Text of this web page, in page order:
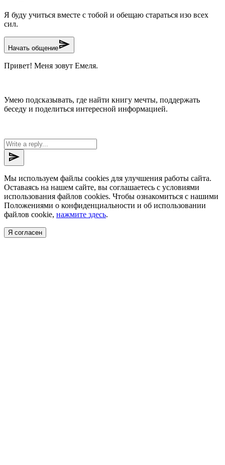
Я буду учиться вместе с тобой и обещаю стараться изо всех
сил.
Начать общениеsend
Привет! Меня зовут Емеля.
Умею подсказывать, где найти книгу мечты, поддержать
беседу и поделиться интересной информацией.
send
Мы используем файлы cookies для улучшения работы сайта.
Оставаясь на нашем сайте, вы соглашаетесь с условиями
использования файлов cookies. Чтобы ознакомиться с нашими
Положениями о конфиденциальности и об использовании
файлов cookie, нажмите здесь.
Я согласен